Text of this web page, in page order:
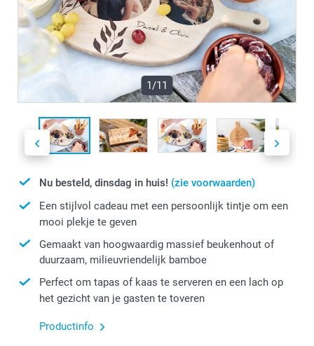
1/11
Nu besteld, dinsdag in huis! (zie voorwaarden)
Een stijlvol cadeau met een persoonlijk tintje om een
mooi plekje te geven
Gemaakt van hoogwaardig massief beukenhout of
duurzaam, milieuvriendelijk bamboe
Perfect om tapas of kaas te serveren en een lach op
het gezicht van je gasten te toveren
Productinfo